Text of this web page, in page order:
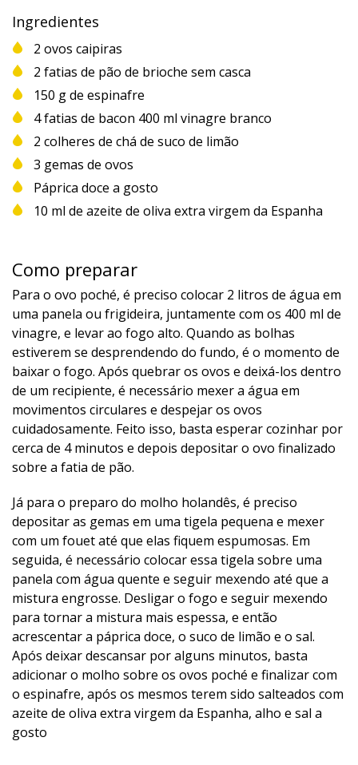
Ingredientes
2 ovos caipiras
2 fatias de pão de brioche sem casca
150 g de espinafre
4 fatias de bacon 400 ml vinagre branco
2 colheres de chá de suco de limão
3 gemas de ovos
Páprica doce a gosto
10 ml de azeite de oliva extra virgem da Espanha
Como preparar
Para o ovo poché, é preciso colocar 2 litros de água em
uma panela ou frigideira, juntamente com os 400 ml de
vinagre, e levar ao fogo alto. Quando as bolhas
estiverem se desprendendo do fundo, é o momento de
baixar o fogo. Após quebrar os ovos e deixá-los dentro
de um recipiente, é necessário mexer a água em
movimentos circulares e despejar os ovos
cuidadosamente. Feito isso, basta esperar cozinhar por
cerca de 4 minutos e depois depositar o ovo finalizado
sobre a fatia de pão.
Já para o preparo do molho holandês, é preciso
depositar as gemas em uma tigela pequena e mexer
com um fouet até que elas fiquem espumosas. Em
seguida, é necessário colocar essa tigela sobre uma
panela com água quente e seguir mexendo até que a
mistura engrosse. Desligar o fogo e seguir mexendo
para tornar a mistura mais espessa, e então
acrescentar a páprica doce, o suco de limão e o sal.
Após deixar descansar por alguns minutos, basta
adicionar o molho sobre os ovos poché e finalizar com
o espinafre, após os mesmos terem sido salteados com
azeite de oliva extra virgem da Espanha, alho e sal a
gosto